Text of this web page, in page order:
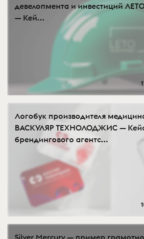
девелопмента и инвестиций
— Кей...
Логобук производителя
ВАСКУЛЯР ТЕХНОЛОДЖИС —
брендингового агентс...
Silver Mercury — пример